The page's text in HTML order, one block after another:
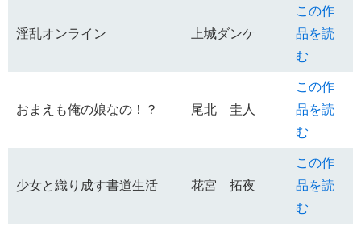
淫乱オンライン 上城ダンケ
この作
品を読
む
おまえも俺の娘なの！？ 尾北 圭人
この作
品を読
む
少女と織り成す書道生活 花宮 拓夜
この作
品を読
む